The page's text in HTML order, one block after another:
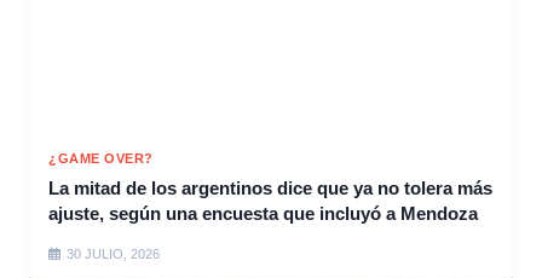
¿GAME OVER?
La mitad de los argentinos dice que ya no tolera más
ajuste, según una encuesta que incluyó a Mendoza
30 JULIO, 2026